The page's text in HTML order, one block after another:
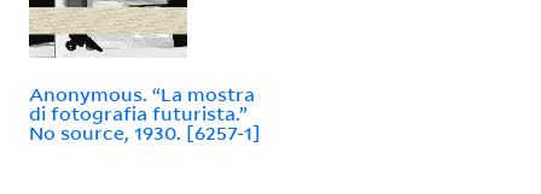
Anonymous. “La mostra
di fotografia futurista.”
No source, 1930. [6257-1]